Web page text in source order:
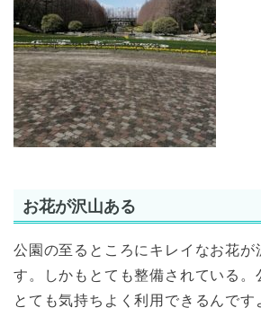
お花が沢山ある
公園の至るところにキレイなお花が
す。しかもとても整備されている。
とても気持ちよく利用できるんです